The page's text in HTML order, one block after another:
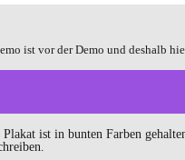
ist vor der Demo und deshalb